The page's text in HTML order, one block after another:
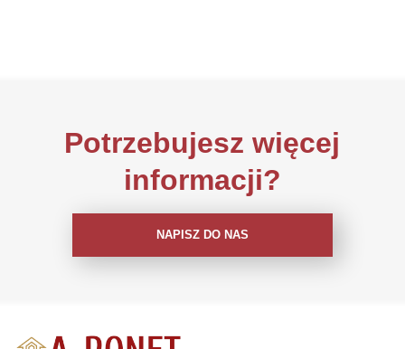
Potrzebujesz więcej
informacji?
NAPISZ DO NAS